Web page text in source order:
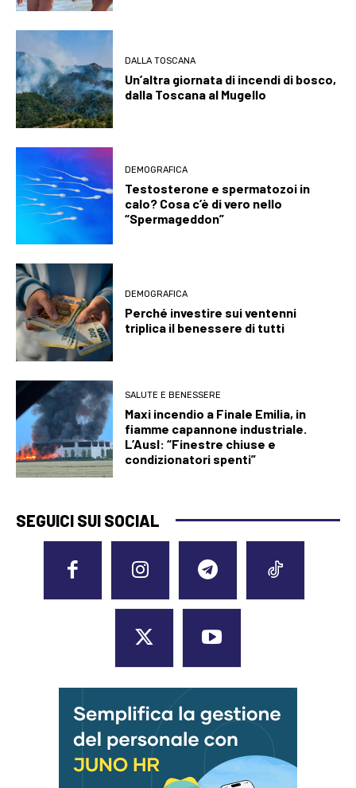
DALLA TOSCANA
Un’altra giornata di incendi di bosco,
dalla Toscana al Mugello
DEMOGRAFICA
Testosterone e spermatozoi in
calo? Cosa c’è di vero nello
“Spermageddon”
DEMOGRAFICA
Perché investire sui ventenni
triplica il benessere di tutti
SALUTE E BENESSERE
Maxi incendio a Finale Emilia, in
fiamme capannone industriale.
L’Ausl: “Finestre chiuse e
condizionatori spenti”
SEGUICI SUI SOCIAL